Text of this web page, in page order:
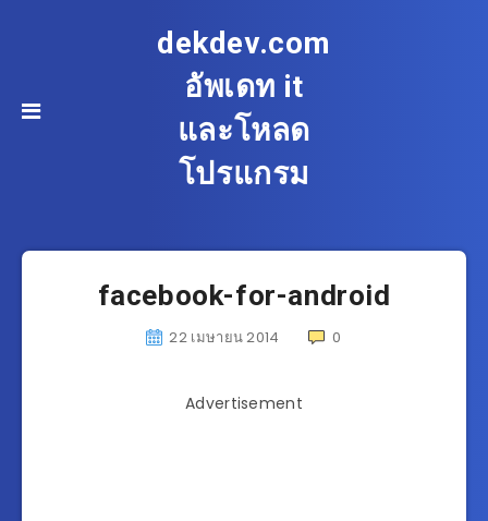
dekdev.com
อัพเดท it
และโหลด
โปรแกรม
facebook-for-android
22 เมษายน 2014 0
Advertisement